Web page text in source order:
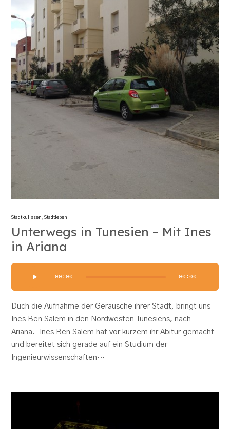
Stadtkulissen ,Stadtleben
Unterwegs in Tunesien – Mit Ines
in Ariana
00:00 00:00
Duch die Aufnahme der Geräusche ihrer Stadt, bringt uns
Ines Ben Salem in den Nordwesten Tunesiens, nach
Ariana. Ines Ben Salem hat vor kurzem ihr Abitur gemacht
und bereitet sich gerade auf ein Studium der
Ingenieurwissenschaften…